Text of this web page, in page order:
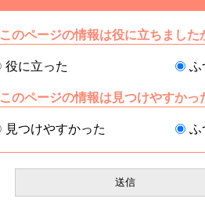
このページの情報は役に立ちました
役に立った ふ
このページの情報は見つけやすかっ
見つけやすかった ふ